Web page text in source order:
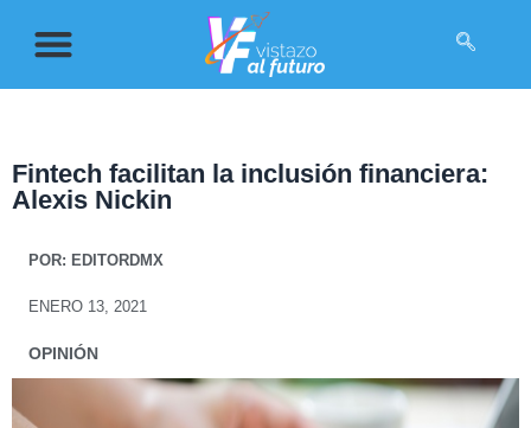
Fintech facilitan la inclusión financiera:
Alexis Nickin
POR: EDITORDMX
ENERO 13, 2021
OPINIÓN